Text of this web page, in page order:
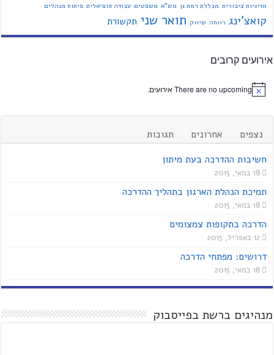
מדיניות ציבורית מכללת רמת גן מש"א משפטים עבודה סוציאלית פיתוח מנהלים
קואצ'ינג רווחה שיווק תואר שני תקשורת
אירועים קרובים
There are no upcoming אירועים.
נצפים אחרונים
תגובות
חשיבות ההדרכה בעת מיתון
18 במאי, 2015
תמיכת הנהלת הארגון בתהליך ההדרכה
18 במאי, 2015
הדרכה בתקופות צמצומים
12 באפריל, 2015
דרושים: מפתחי הדרכה
18 במאי, 2015
מנהיגים ברשת בפייסבוק